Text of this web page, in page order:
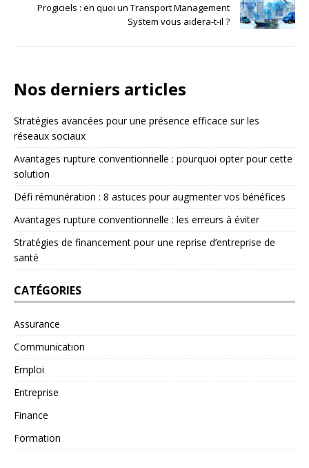
Progiciels : en quoi un Transport Management
System vous aidera-t-il ?
Nos derniers articles
Stratégies avancées pour une présence efficace sur les
réseaux sociaux
Avantages rupture conventionnelle : pourquoi opter pour cette
solution
Défi rémunération : 8 astuces pour augmenter vos bénéfices
Avantages rupture conventionnelle : les erreurs à éviter
Stratégies de financement pour une reprise d’entreprise de
santé
CATÉGORIES
Assurance
Communication
Emploi
Entreprise
Finance
Formation